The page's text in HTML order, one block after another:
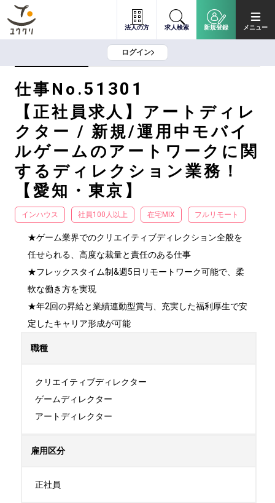
法人の方 求人検索 新規登録 メニュー
ログイン
仕事No.51301
【正社員求人】アートディレ
クター / 新規/運用中モバイ
ルゲームのアートワークに関
するディレクション業務！
【愛知・東京】
インハウス 社員100人以上 在宅MIX フルリモート
★ゲーム業界でのクリエイティブディレクション全般を
任せられる、高度な裁量と責任のある仕事
★フレックスタイム制&週5日リモートワーク可能で、柔
軟な働き方を実現
★年2回の昇給と業績連動型賞与、充実した福利厚生で安
定したキャリア形成が可能
職種
クリエイティブディレクター
ゲームディレクター
アートディレクター
雇用区分
正社員